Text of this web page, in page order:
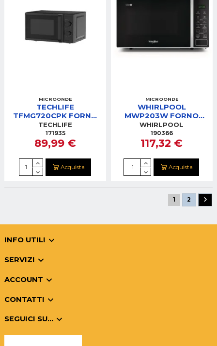
MICROONDE
TECHLIFE
TFMG720CPK FORNO
MICROONDE20 LITRI
BLACK
TECHLIFE
171935
89,99 €
Acquista
MICROONDE
WHIRLPOOL
MWP203W FORNO
MICROONDE 20LT
700W BIANCO GRILL
1000W
WHIRLPOOL
190366
117,32 €
Acquista
1 2
INFO UTILI
SERVIZI
ACCOUNT
CONTATTI
SEGUICI SU...